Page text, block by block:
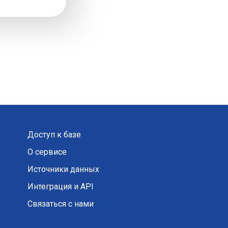
Доступ к базе
О сервисе
Источники данных
Интеграция и API
Связаться с нами